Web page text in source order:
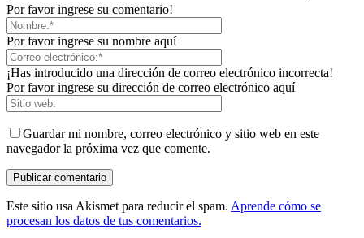
Por favor ingrese su comentario!
Por favor ingrese su nombre aquí
¡Has introducido una dirección de correo electrónico incorrecta!
Por favor ingrese su dirección de correo electrónico aquí
Guardar mi nombre, correo electrónico y sitio web en este
navegador la próxima vez que comente.
Este sitio usa Akismet para reducir el spam. Aprende cómo se
procesan los datos de tus comentarios.